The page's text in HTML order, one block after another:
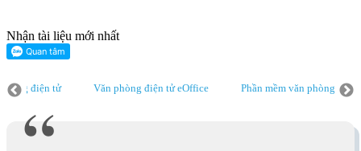
Nhận tài liệu mới nhất
điện tử Văn phòng điện tử eOffice
Phần mềm văn phòng điện
điện tử